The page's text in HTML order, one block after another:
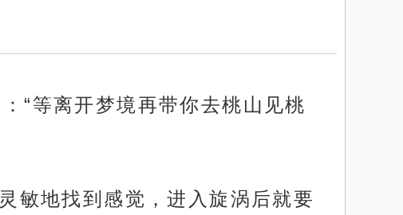
“等离开梦境再带你去桃山见桃
敏地找到感觉，进入旋涡后就要